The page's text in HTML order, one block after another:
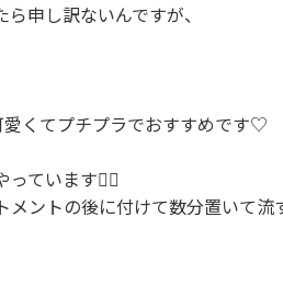
申し訳ないんですが、
くてプチプラでおすすめです♡
ています🙂‍↕️
ントの後に付けて数分置いて流